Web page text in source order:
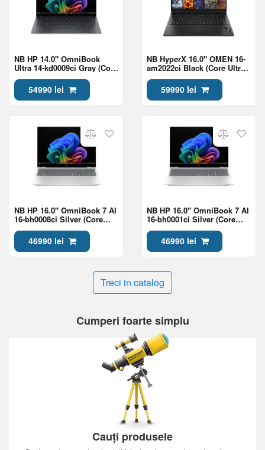
NB HP 14.0" OmniBook
Ultra 14-kd0009ci Gray (Core
11) 54990 lei
NB HyperX 16.0" OMEN 16-
am2022ci Black (Core Ultra
5060 8Gb)
59990 lei
NB HP 16.0" OmniBook 7 AI
16-bh0008ci Silver (Core
11) 46990 lei
NB HP 16.0" OmniBook 7 AI
16-bh0001ci Silver (Core
11) 46990 lei
Treci in catalog
Cumperi foarte simplu
Cauți produsele